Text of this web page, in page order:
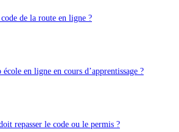
de la route en ligne ?
en ligne en cours d’apprentissage ?
repasser le code ou le permis ?